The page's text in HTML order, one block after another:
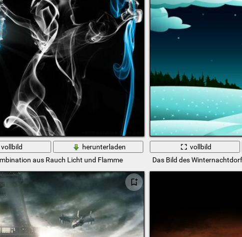
vollbild
herunterladen
aus Rauch Licht und Flamme
vollbild
Das Bild des